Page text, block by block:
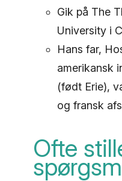
Gik på The
University i
Hans far,
amerikansk
(født Erie),
og fransk
Ofte